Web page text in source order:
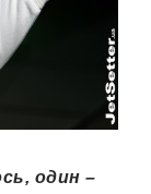
один –